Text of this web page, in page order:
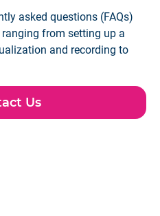
asked questions (FAQs)
from setting up a
and recording to
Us